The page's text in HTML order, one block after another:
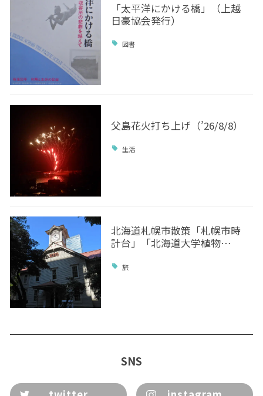
「太平洋にかける橋」（上越
日豪協会発行）
図書
父島花火打ち上げ（’26/8/8）
生活
北海道札幌市散策「札幌市時
計台」「北海道大学植物…
旅
SNS